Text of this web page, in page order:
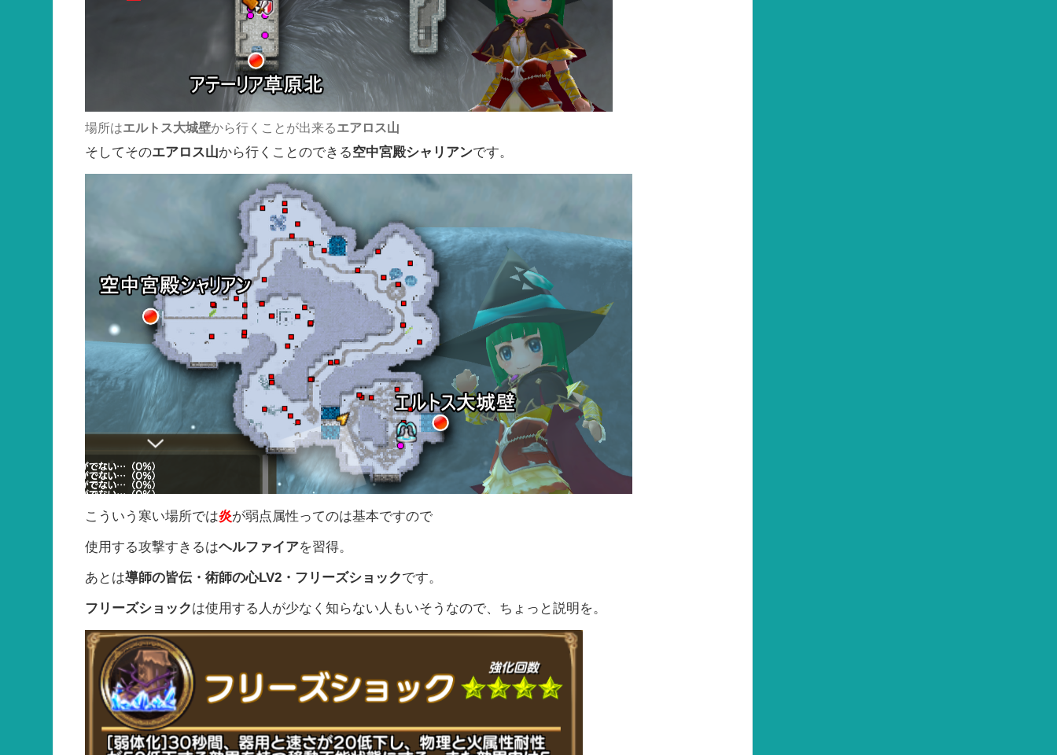
場所はエルトス大城壁から行くことが出来るエアロス山
そしてそのエアロス山から行くことのできる空中宮殿シャリアンです。
こういう寒い場所では炎が弱点属性ってのは基本ですので
使用する攻撃すきるはヘルファイアを習得。
あとは導師の皆伝・術師の心LV2・フリーズショックです。
フリーズショックは使用する人が少なく知らない人もいそうなので、ちょっと説明を。